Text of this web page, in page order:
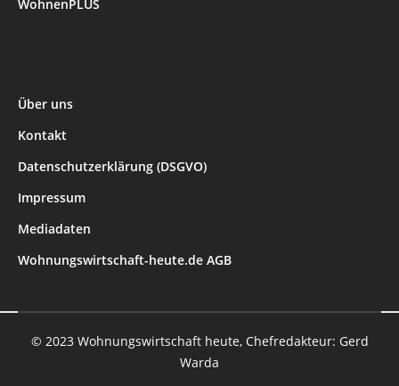
WohnenPLUS
Über uns
Kontakt
Datenschutzerklärung (DSGVO)
Impressum
Mediadaten
Wohnungswirtschaft-heute.de AGB
© 2023 Wohnungswirtschaft heute, Chefredakteur: Gerd
Warda